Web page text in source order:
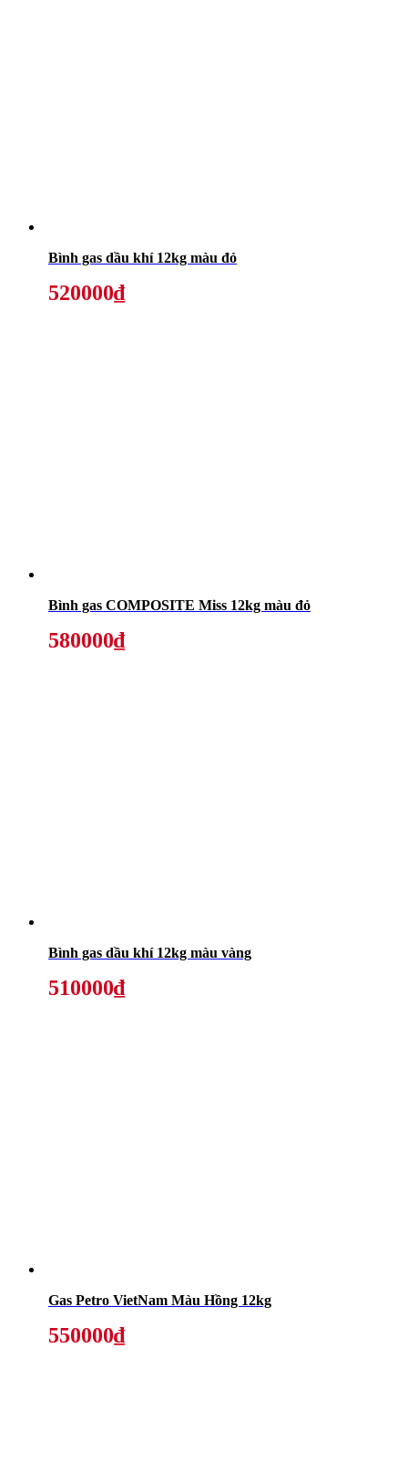
Bình gas dầu khí 12kg màu đỏ
520000₫
Bình gas COMPOSITE Miss 12kg màu đỏ
580000₫
Bình gas dầu khí 12kg màu vàng
510000₫
Gas Petro VietNam Màu Hồng 12kg
550000₫